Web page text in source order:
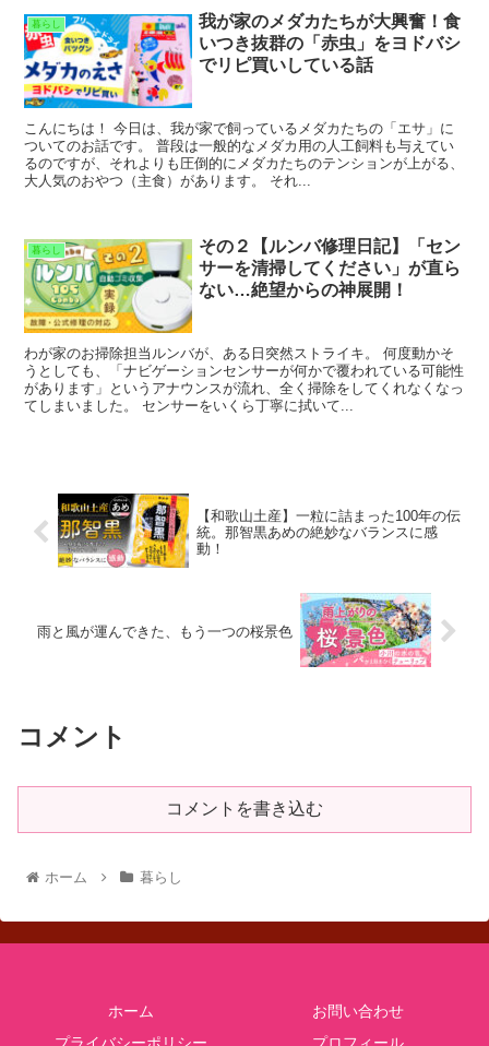
暮らし
我が家のメダカたちが大興奮！食
いつき抜群の「赤虫」をヨドバシ
でリピ買いしている話
こんにちは！ 今日は、我が家で飼っているメダカたちの「エサ」に
ついてのお話です。 普段は一般的なメダカ用の人工飼料も与えてい
るのですが、それよりも圧倒的にメダカたちのテンションが上がる、
大人気のおやつ（主食）があります。 それ...
暮らし
その２【ルンバ修理日記】「セン
サーを清掃してください」が直ら
ない…絶望からの神展開！
わが家のお掃除担当ルンバが、ある日突然ストライキ。 何度動かそ
うとしても、「ナビゲーションセンサーが何かで覆われている可能性
があります」というアナウンスが流れ、全く掃除をしてくれなくなっ
てしまいました。 センサーをいくら丁寧に拭いて...
【和歌山土産】一粒に詰まった100年の伝
統。那智黒あめの絶妙なバランスに感
動！
雨と風が運んできた、もう一つの桜景色
コメント
コメントを書き込む
ホーム 暮らし
ホーム
お問い合わせ
プライバシーポリシー
プロフィール